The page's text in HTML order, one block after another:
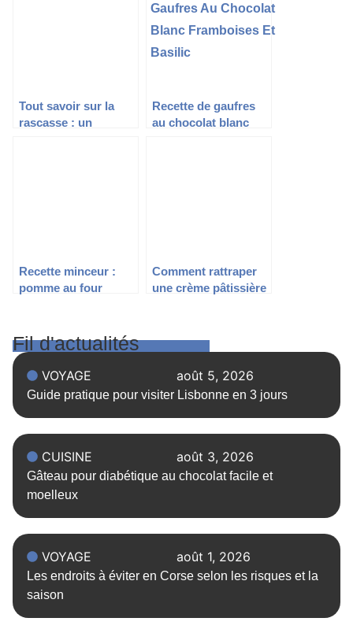
Tout savoir sur la
rascasse : un
Recette de gaufres
au chocolat blanc
Recette minceur :
pomme au four
Comment rattraper
une crème pâtissière
Fil d'actualités
VOYAGE août 5, 2026
Guide pratique pour visiter Lisbonne en 3 jours
CUISINE août 3, 2026
Gâteau pour diabétique au chocolat facile et
moelleux
VOYAGE août 1, 2026
Les endroits à éviter en Corse selon les risques et la
saison